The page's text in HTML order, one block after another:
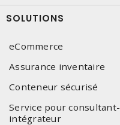
SOLUTIONS
eCommerce
Assurance inventaire
Conteneur sécurisé
Service pour consultant-
intégrateur